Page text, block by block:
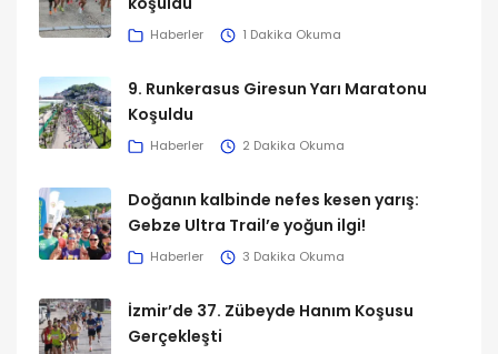
Haberler 1 Dakika Okuma
9. Runkerasus Giresun Yarı Maratonu
Koşuldu
Haberler 2 Dakika Okuma
Doğanın kalbinde nefes kesen yarış:
Gebze Ultra Trail’e yoğun ilgi!
Haberler 3 Dakika Okuma
İzmir’de 37. Zübeyde Hanım Koşusu
Gerçekleşti